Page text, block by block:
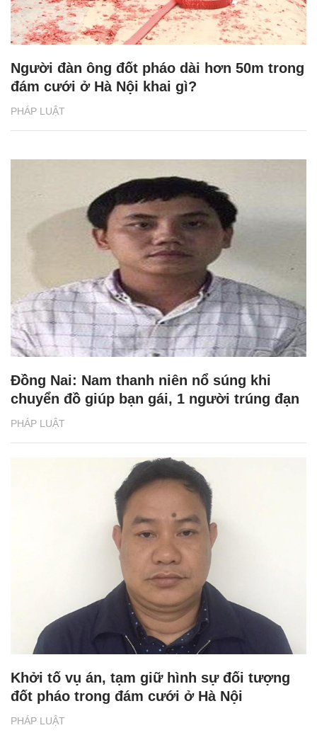
PHÁP LUẬT
Người đàn ông đốt pháo dài hơn 50m trong
đám cưới ở Hà Nội khai gì?
PHÁP LUẬT
Đồng Nai: Nam thanh niên nổ súng khi
chuyển đồ giúp bạn gái, 1 người trúng đạn
PHÁP LUẬT
Khởi tố vụ án, tạm giữ hình sự đối tượng
đốt pháo trong đám cưới ở Hà Nội